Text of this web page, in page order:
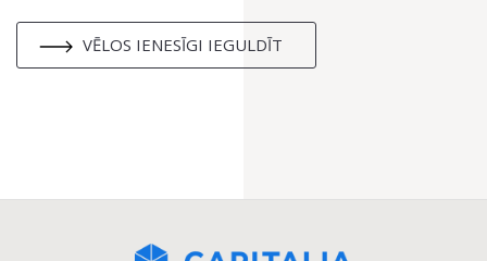
VĒLOS IENESĪGI IEGULDĪT